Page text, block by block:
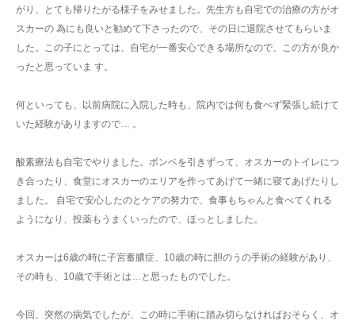
がり、とても帰りたがる様子をみせました。先生方も自宅での治療の方がオ
スカーの 為にも良いと勧めて下さったので、その日に退院させてもらいま
した。この子にとっては、自宅が一番安心できる場所なので、この方が良か
ったと思っていま す。
何といっても、以前病院に入院した時も、院内では何も食べず緊張し続けて
いた経験がありますので… 。
酸素療法も自宅でやりました。ボンベを引きずって、オスカーのトイレにつ
き合ったり、食堂にオスカーのエリアを作ってあげて一緒に寝てあげたりし
ました。 自宅で安心したのとケアの努力で、食事もちゃんと食べてくれる
ようになり、投薬もうまくいったので、ほっとしました。
オスカーは6歳の時に子宮蓄膿症、10歳の時に胆のうの手術の経験があり、
その時も、10歳で手術とは…と思ったものでした。
今回、突然の病気でしたが、この時に手術に踏み切らなければおそらく、オ